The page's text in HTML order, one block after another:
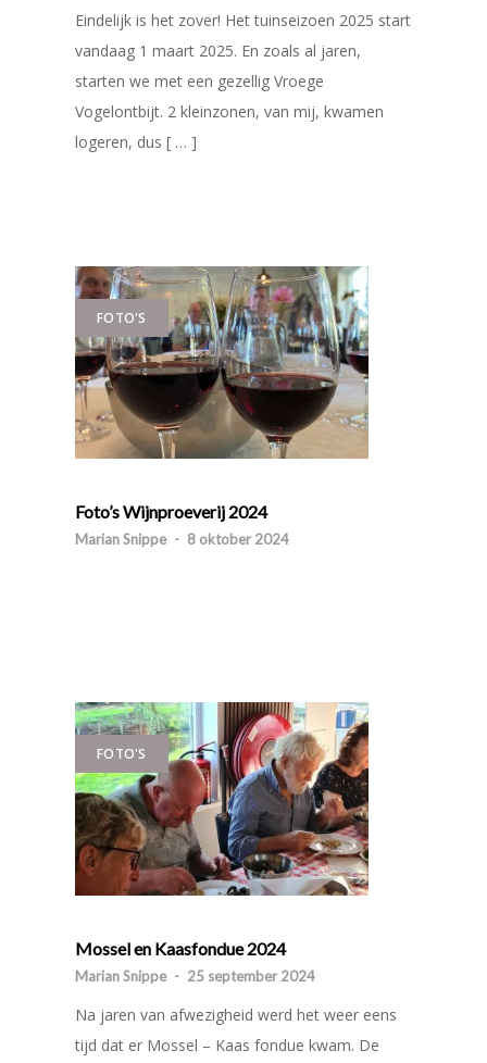
Eindelijk is het zover! Het tuinseizoen 2025 start
vandaag 1 maart 2025. En zoals al jaren,
starten we met een gezellig Vroege
Vogelontbijt. 2 kleinzonen, van mij, kwamen
logeren, dus [ … ]
FOTO'S
Foto’s Wijnproeverij 2024
Marian Snippe - 8 oktober 2024
FOTO'S
Mossel en Kaasfondue 2024
Marian Snippe - 25 september 2024
Na jaren van afwezigheid werd het weer eens
tijd dat er Mossel – Kaas fondue kwam. De